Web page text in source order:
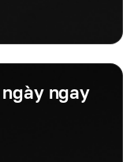
ngay